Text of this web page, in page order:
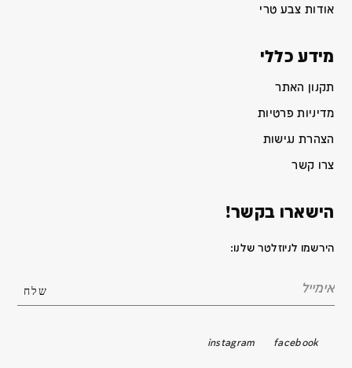
אודות צבע טרי
מידע כללי
תקנון האתר
מדיניות פרטיות
הצהרת נגישות
צרו קשר
הישארו בקשר!
הירשמו לניוזלטר שלנו:
facebook
instagram